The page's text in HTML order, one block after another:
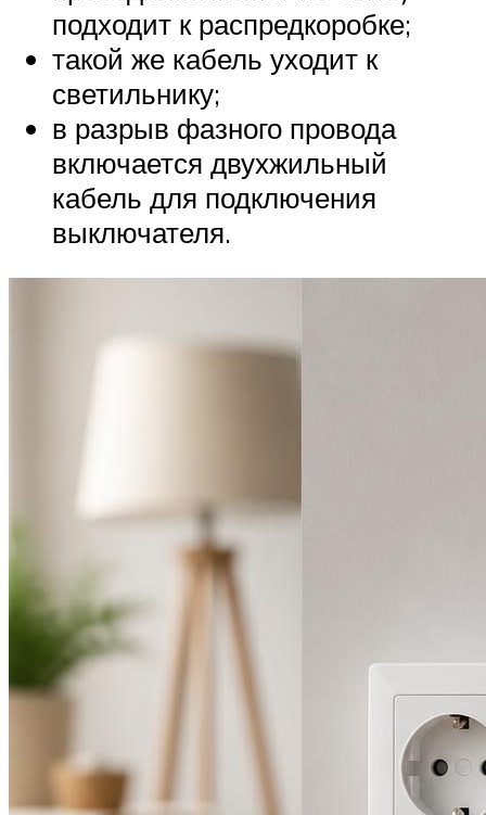
подходит к распредкоробке;
такой же кабель уходит к
светильнику;
в разрыв фазного провода
включается двухжильный
кабель для подключения
выключателя.